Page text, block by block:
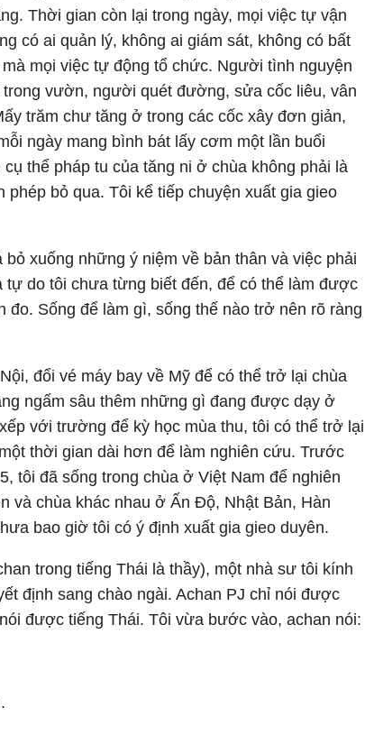
Thời gian còn lại trong ngày, mọi việc tự vận
có ai quản lý, không ai giám sát, không có bất
mọi việc tự động tổ chức. Người tình nguyện
vườn, người quét đường, sửa cốc liêu, vân
trăm chư tăng ở trong các cốc xây đơn giản,
ngày mang bình bát lấy cơm một lần buổi
thể pháp tu của tăng ni ở chùa không phải là
phép bỏ qua. Tôi kể tiếp chuyện xuất gia gieo
xuống những ý niệm về bản thân và việc phải
tự do tôi chưa từng biết đến, để có thể làm được
đo. Sống để làm gì, sống thế nào trở nên rõ ràng
đổi vé máy bay về Mỹ để có thể trở lại chùa
ngấm sâu thêm những gì đang được dạy ở
với trường để kỳ học mùa thu, tôi có thể trở lại
thời gian dài hơn để làm nghiên cứu. Trước
tôi đã sống trong chùa ở Việt Nam để nghiên
và chùa khác nhau ở Ấn Độ, Nhật Bản, Hàn
bao giờ tôi có ý định xuất gia gieo duyên.
trong tiếng Thái là thầy), một nhà sư tôi kính
định sang chào ngài. Achan PJ chỉ nói được
được tiếng Thái. Tôi vừa bước vào, achan nói: